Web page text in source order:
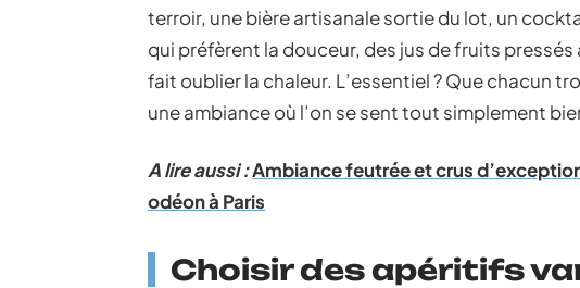
terroir, une bière artisanale sortie du lot, un
qui préfèrent la douceur, des jus de fruits pressés
fait oublier la chaleur. L’essentiel ? Que chacun
une ambiance où l’on se sent tout simplement
A lire aussi :Ambiance feutrée et crus
odéon à Paris
Choisir des apéritifs